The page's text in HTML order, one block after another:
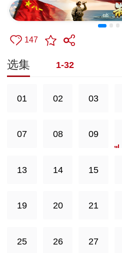
147
选集 1-32
01 02 03
07 08 09
13 14 15
19 20 21
25 26 27